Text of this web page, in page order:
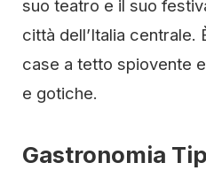
suo teatro e il suo
città dell’Italia centrale.
case a tetto spiovente
e gotiche.
Gastronomia